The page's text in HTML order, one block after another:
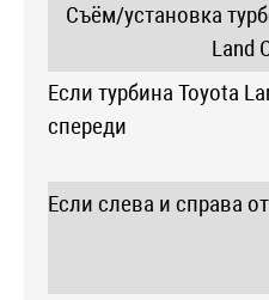
Съём/установка
Land
Если турбина Toyota
спереди
Если слева и справа